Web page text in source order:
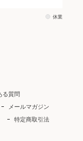
休業
る質問
メールマガジン
特定商取引法